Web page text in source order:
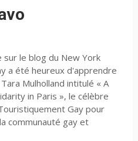
le blog du New York
a été heureux d'apprendre
Mulholland intitulé « A
in Paris », le célèbre
Gay pour
communauté gay et